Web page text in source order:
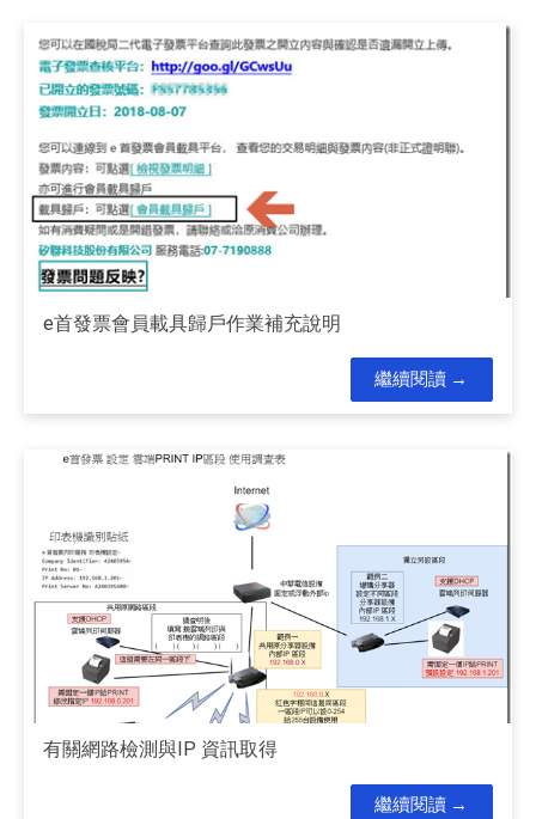
e首發票會員載具歸戶作業補充說明
繼續閱讀
有關網路檢測與IP 資訊取得
繼續閱讀